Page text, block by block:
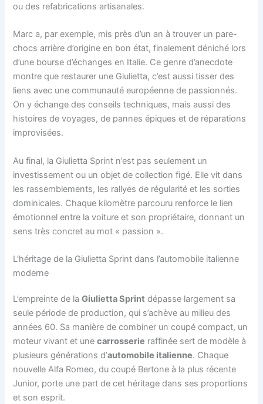
ou des refabrications artisanales.
Marc a, par exemple, mis près d’un an à trouver un pare-
chocs arrière d’origine en bon état, finalement déniché lors
d’une bourse d’échanges en Italie. Ce genre d’anecdote
montre que restaurer une Giulietta, c’est aussi tisser des
liens avec une communauté européenne de passionnés.
On y échange des conseils techniques, mais aussi des
histoires de voyages, de pannes épiques et de réparations
improvisées.
Au final, la Giulietta Sprint n’est pas seulement un
investissement ou un objet de collection figé. Elle vit dans
les rassemblements, les rallyes de régularité et les sorties
dominicales. Chaque kilomètre parcouru renforce le lien
émotionnel entre la voiture et son propriétaire, donnant un
sens très concret au mot « passion ».
L’héritage de la Giulietta Sprint dans l’automobile italienne
moderne
L’empreinte de laGiulietta Sprint dépasse largement sa
seule période de production, qui s’achève au milieu des
années 60. Sa manière de combiner un coupé compact, un
moteur vivant et unecarrosserie raffinée sert de modèle à
plusieurs générations d’automobile italienne. Chaque
nouvelle Alfa Romeo, du coupé Bertone à la plus récente
Junior, porte une part de cet héritage dans ses proportions
et son esprit.